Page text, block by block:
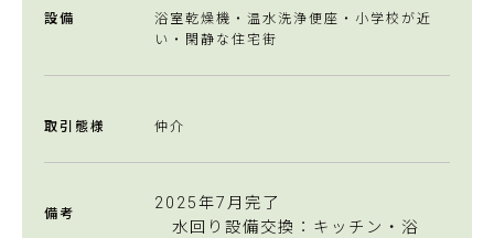
設備
浴室乾燥機・温水洗浄便座・小学校が近
い・閑静な住宅街
取引態様 仲介
備考
2025年7月完了
水回り設備交換：キッチン・浴